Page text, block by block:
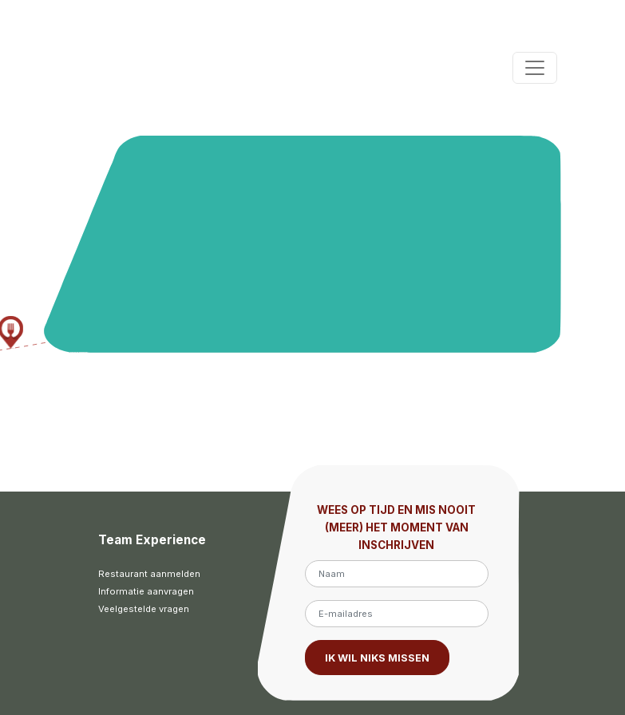
Team Experience
Restaurant aanmelden
Informatie aanvragen
Veelgestelde vragen
WEES OP TIJD EN MIS NOOIT
(MEER) HET MOMENT VAN
INSCHRIJVEN
IK WIL NIKS MISSEN